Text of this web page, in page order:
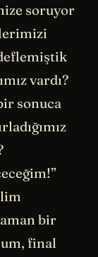
soruyor
vardı?
sonuca
bir
final